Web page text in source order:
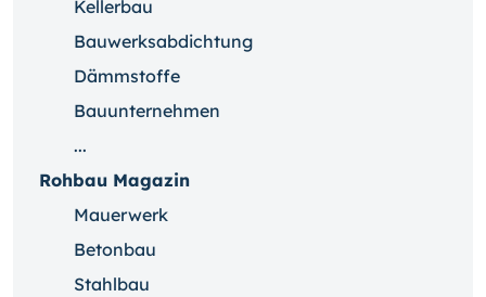
Kellerbau
Bauwerksabdichtung
Dämmstoffe
Bauunternehmen
...
Rohbau Magazin
Mauerwerk
Betonbau
Stahlbau